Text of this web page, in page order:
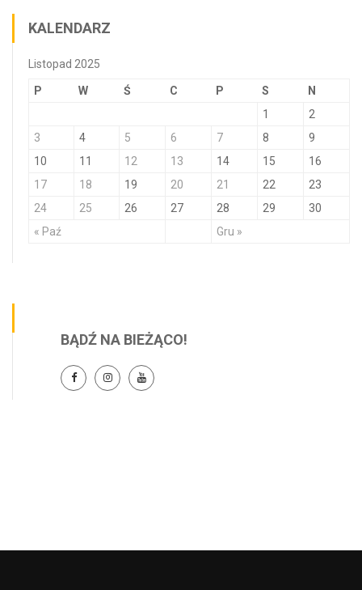
KALENDARZ
Listopad 2025
P W Ś C P S N
« Paź Gru »
1
2
3
4 5 6 7 8
9
10
11 12 13 14 15
16
17
18 19 20 21 22
23
24
25 26 27 28 29 30
BĄDŹ NA BIEŻĄCO!